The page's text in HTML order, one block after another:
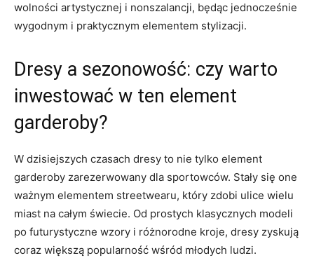
wolności⁢ artystycznej i nonszalancji, będąc jednocześnie
wygodnym i praktycznym elementem‍ stylizacji.
Dresy a sezonowość: czy warto⁢
inwestować w ten element
garderoby?
W dzisiejszych czasach dresy ‍to nie tylko⁤ element
‍garderoby⁣ zarezerwowany dla sportowców. Stały‍ się one
ważnym elementem ​streetwearu, który zdobi⁣ ulice wielu
miast na⁤ całym świecie. Od prostych klasycznych modeli
po futurystyczne wzory i⁢ różnorodne kroje, dresy zyskują
coraz większą popularność wśród młodych​ ludzi.